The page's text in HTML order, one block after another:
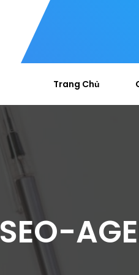
Trang Chủ
SEO-